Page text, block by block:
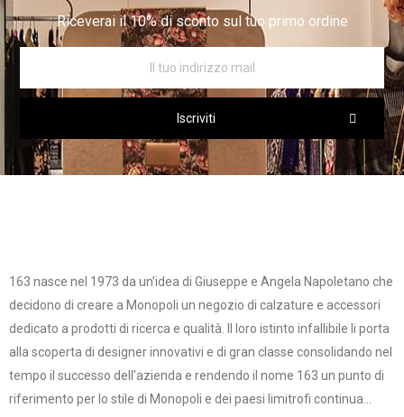
Riceverai il 10% di sconto sul tuo primo ordine
Iscriviti
163 nasce nel 1973 da un’idea di Giuseppe e Angela Napoletano che
decidono di creare a Monopoli un negozio di calzature e accessori
dedicato a prodotti di ricerca e qualità. Il loro istinto infallibile li porta
alla scoperta di designer innovativi e di gran classe consolidando nel
tempo il successo dell’azienda e rendendo il nome 163 un punto di
riferimento per lo stile di Monopoli e dei paesi limitrofi continua...